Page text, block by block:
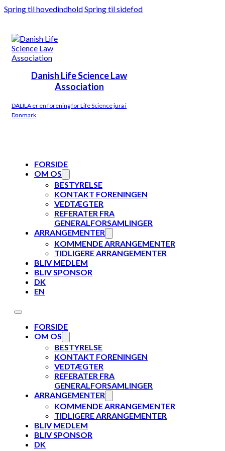
Spring til hovedindholdSpring til sidefod
Danish Life Science Law
Association
DALILA er en forening for Life Science jura i
Danmark
FORSIDE
OM OS
BESTYRELSE
KONTAKT FORENINGEN
VEDTÆGTER
REFERATER FRA
GENERALFORSAMLINGER
ARRANGEMENTER
KOMMENDE ARRANGEMENTER
TIDLIGERE ARRANGEMENTER
BLIV MEDLEM
BLIV SPONSOR
DK
EN
FORSIDE
OM OS
BESTYRELSE
KONTAKT FORENINGEN
VEDTÆGTER
REFERATER FRA
GENERALFORSAMLINGER
ARRANGEMENTER
KOMMENDE ARRANGEMENTER
TIDLIGERE ARRANGEMENTER
BLIV MEDLEM
BLIV SPONSOR
DK